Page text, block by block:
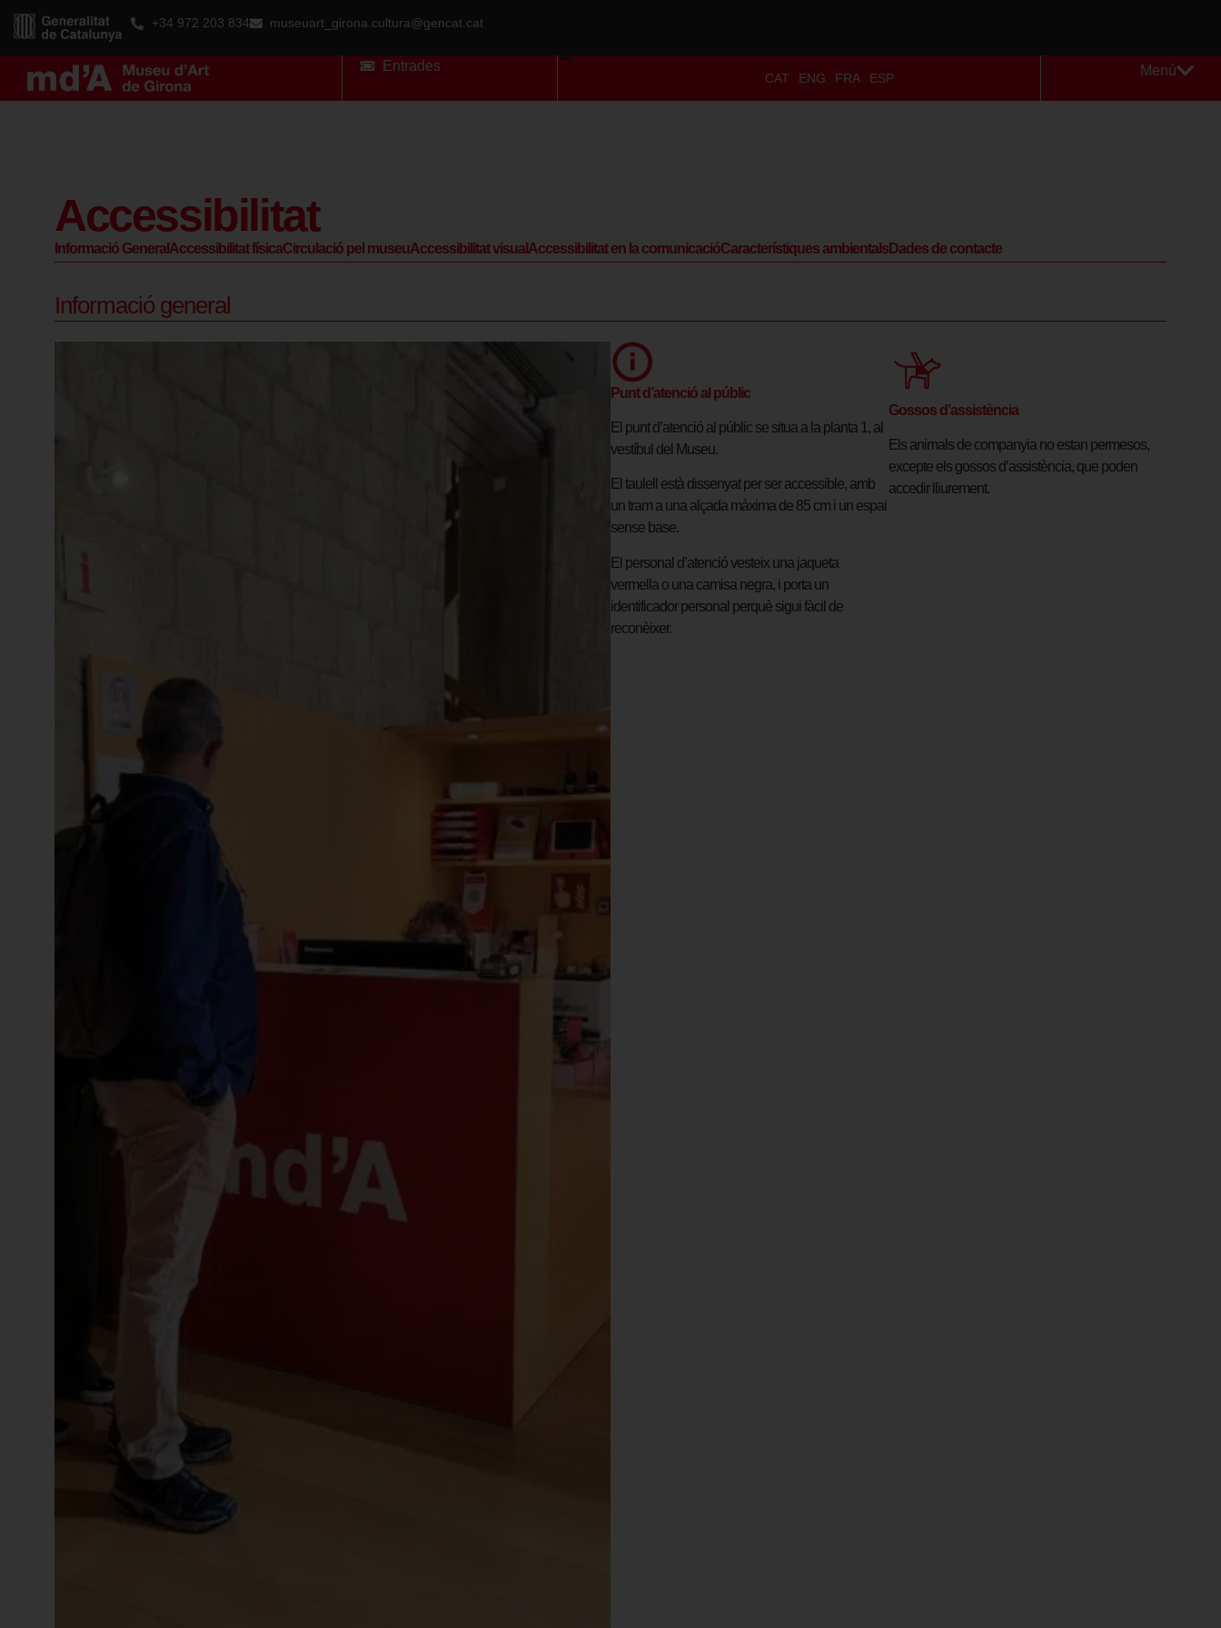
+34 972 203 834 museuart_girona.cultura@gencat.cat
Entrades
CAT ENG FRA ESP
Menú
Accessibilitat
Informació General Accessibilitat físicaCirculació pel museuAccessibilitat visual Accessibilitat en la comunicacióCaracterístiques ambientalsDades de contacte
Informació general
Punt d’atenció al públic
El punt d’atenció al públic se situa a la planta 1, al
vestíbul del Museu.
El taulell està dissenyat per ser accessible, amb
un tram a una alçada màxima de 85 cm i un espai
sense base.
El personal d’atenció vesteix una jaqueta
vermella o una camisa negra, i porta un
identificador personal perquè sigui fàcil de
reconèixer.
Gossos d’assistència
Els animals de companyia no estan permesos,
excepte els gossos d’assistència, que poden
accedir lliurement.